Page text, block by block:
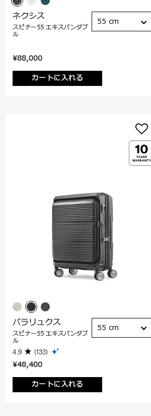
¥88,000
カートに入れる
ネクシス
スピナー55 エキスパンダブ
ル
55 cm
¥48,400
カートに入れる
パラリュクス
スピナー55 エキスパンダブ
ル
4.9 (133)
55 cm